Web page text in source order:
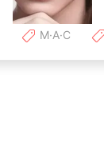
M·A·C